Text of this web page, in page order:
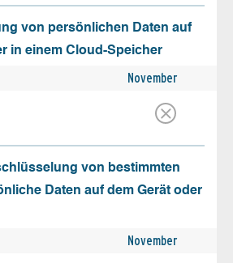
von persönlichen Daten auf
in einem Cloud-Speicher
November
von bestimmten
Daten auf dem Gerät oder
November